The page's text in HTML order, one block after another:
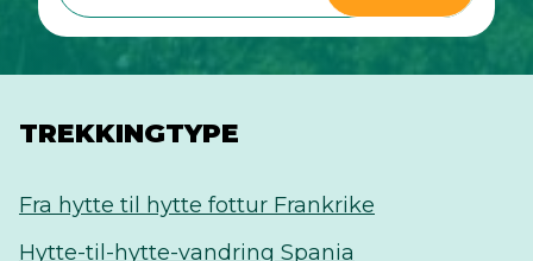
TREKKINGTYPE
Fra hytte til hytte fottur Frankrike
Hytte-til-hytte-vandring Spania